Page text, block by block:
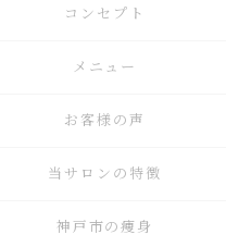
コンセプト
メニュー
お客様の声
当サロンの特徴
神戸市の痩身